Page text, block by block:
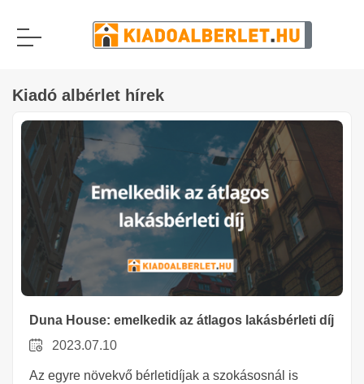
Kiadó albérlet hírek
Duna House: emelkedik az átlagos lakásbérleti díj
2023.07.10
Az egyre növekvő bérletidíjak a szokásosnál is